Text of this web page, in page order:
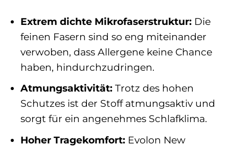
Extrem dichte Mikrofaserstruktur: Die
feinen Fasern sind so eng miteinander
verwoben, dass Allergene keine Chance
haben, hindurchzudringen.
Atmungsaktivität: Trotz des hohen
Schutzes ist der Stoff atmungsaktiv und
sorgt für ein angenehmes Schlafklima.
Hoher Tragekomfort: Evolon New